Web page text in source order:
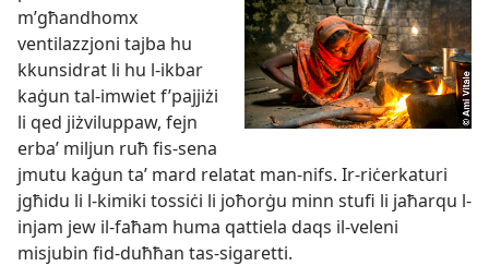
m’għandhomx
ventilazzjoni tajba hu
kkunsidrat li hu l-​ikbar
kaġun tal-​imwiet f’pajjiżi
li qed jiżviluppaw, fejn
erbaʼ miljun ruħ fis-​sena
jmutu kaġun taʼ mard relatat man-​nifs. Ir-​riċerkaturi
jgħidu li l-​kimiki tossiċi li joħorġu minn stufi li jaħarqu l-​
injam jew il-​faħam huma qattiela daqs il-​veleni
misjubin fid-​duħħan tas-​sigaretti.